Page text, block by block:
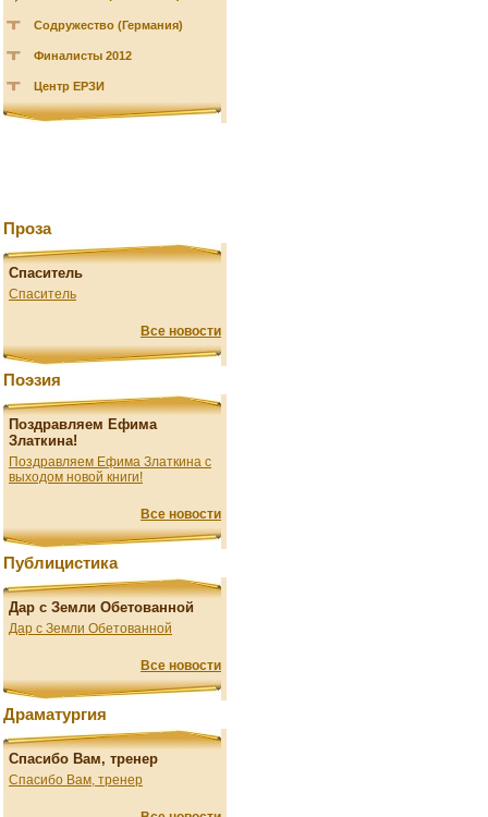
Содружество (Германия)
Финалисты 2012
Центр ЕРЗИ
Проза
Спаситель
Спаситель
Все новости
Поэзия
Поздравляем Ефима
Златкина!
Поздравляем Ефима Златкина с
выходом новой книги!
Все новости
Публицистика
Дар с Земли Обетованной
Дар с Земли Обетованной
Все новости
Драматургия
Спасибо Вам, тренер
Спасибо Вам, тренер